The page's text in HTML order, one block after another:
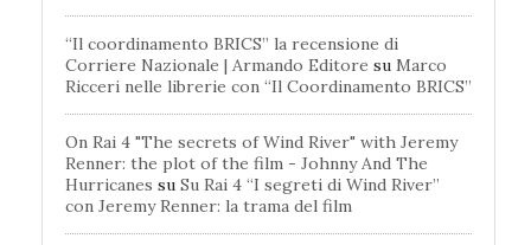
“Il coordinamento BRICS” la recensione di
Corriere Nazionale | Armando Editore su Marco
Ricceri nelle librerie con “Il Coordinamento BRICS”
On Rai 4 "The secrets of Wind River" with Jeremy
Renner: the plot of the film - Johnny And The
Hurricanes su Su Rai 4 “I segreti di Wind River”
con Jeremy Renner: la trama del film